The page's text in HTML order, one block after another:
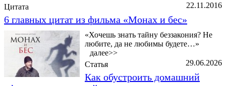
22.11.2016
Цитата
6 главных цитат из фильма «Монах и бес»
«Хочешь знать тайну беззакония? Не
любите, да не любимы будете…»
далее>>
29.06.2026
Статья
Как обустроить домашний